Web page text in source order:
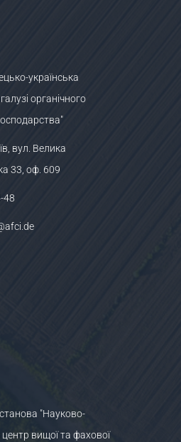
українська
органічного
вул. Велика
33, оф. 609
48
"Науково-
вищої та фахової